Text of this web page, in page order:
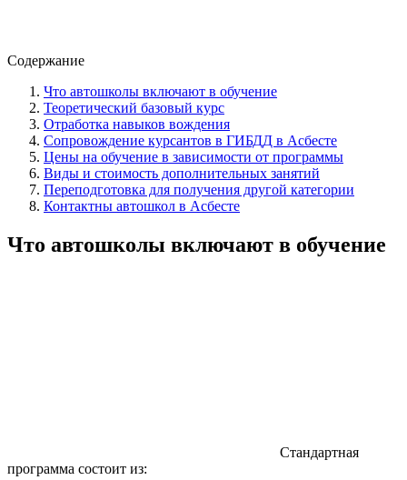
Содержание
Что автошколы включают в обучение
Теоретический базовый курс
Отработка навыков вождения
Сопровождение курсантов в ГИБДД в Асбесте
Цены на обучение в зависимости от программы
Виды и стоимость дополнительных занятий
Переподготовка для получения другой категории
Контактны автошкол в Асбесте
Что автошколы включают в обучение
Стандартная
программа состоит из: